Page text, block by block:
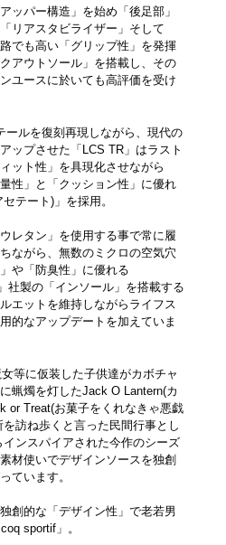
ッパー構造」を始め「後足部」
リアスタビライザー」そして
でも高い「グリップ性」を発揮
アウトソール」を搭載し、その
ユースに於いても高評価を受け
ールを復刻再現しながら、現代の
ップさせた「LCS TR」はラスト
ット性」を具現化させながら
性」と「クッション性」に優れ
テート)」を採用。
レタン」を使用する事で常に履
ながら、無数のミクロの空気穴
や「防臭性」に優れる
社製の「インソール」を搭載する
エットを維持しながらライフス
的なアップデートを加えていま
等に仮装した子供達がカボチャ
蝋燭を灯したJack O Lantern(カ
or Treat(お菓子をくれなきゃ悪戯
訪ね歩くと言った民間行事とし
ンスパイアされた今作のシーズ
材使いでデザインソースを独創
ています。
創的な「デザイン性」で老若男
sportif」。